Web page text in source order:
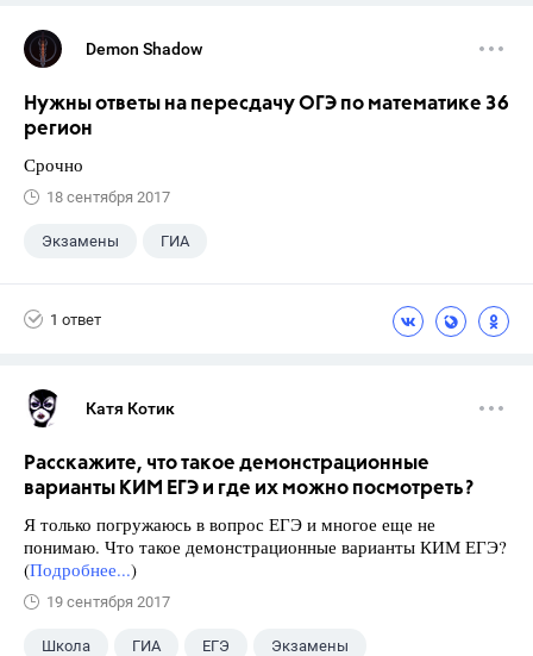
Demon Shadow
Нужны ответы на пересдачу ОГЭ по математике 36
регион
Срочно
18 сентября 2017
Экзамены ГИА
1 ответ
Катя Котик
Расскажите, что такое демонстрационные
варианты КИМ ЕГЭ и где их можно посмотреть?
Я только погружаюсь в вопрос ЕГЭ и многое еще не
понимаю. Что такое демонстрационные варианты КИМ ЕГЭ?
(Подробнее...)
19 сентября 2017
Школа ГИА ЕГЭ Экзамены